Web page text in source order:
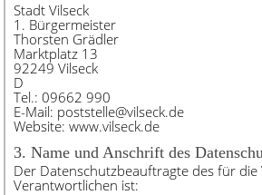
Stadt Vilseck
1. Bürgermeister
Thorsten Grädler
Marktplatz 13
92249 Vilseck
D
Tel.: 09662 990
E-Mail: poststelle@vilseck.de
Website: www.vilseck.de
3. Name und Anschrift des
Der Datenschutzbeauftragte des für
Verantwortlichen ist: